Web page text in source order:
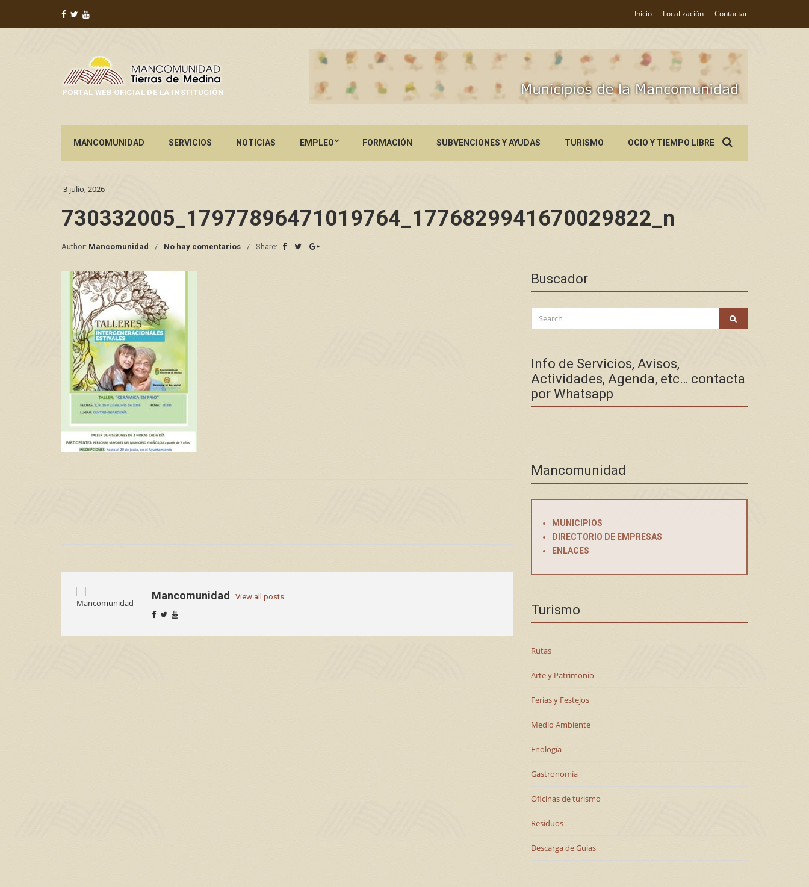
Inicio Localización Contactar
PORTAL WEB OFICIAL DE LA INSTITUCIÓN
MANCOMUNIDAD SERVICIOS NOTICIAS EMPLEO FORMACIÓN SUBVENCIONES Y AYUDAS TURISMO OCIO Y TIEMPO LIBREfor:
3 julio, 2026
730332005_17977896471019764_1776829941670029822_n
Author: Mancomunidad No hay comentarios Share:
Mancomunidad View all posts
Buscador
Search
for:
Info de Servicios, Avisos,
Actividades, Agenda, etc… contacta
por Whatsapp
Mancomunidad
MUNICIPIOS
DIRECTORIO DE EMPRESAS
ENLACES
Turismo
Rutas
Arte y Patrimonio
Ferias y Festejos
Medio Ambiente
Enología
Gastronomía
Oficinas de turismo
Residuos
Descarga de Guías